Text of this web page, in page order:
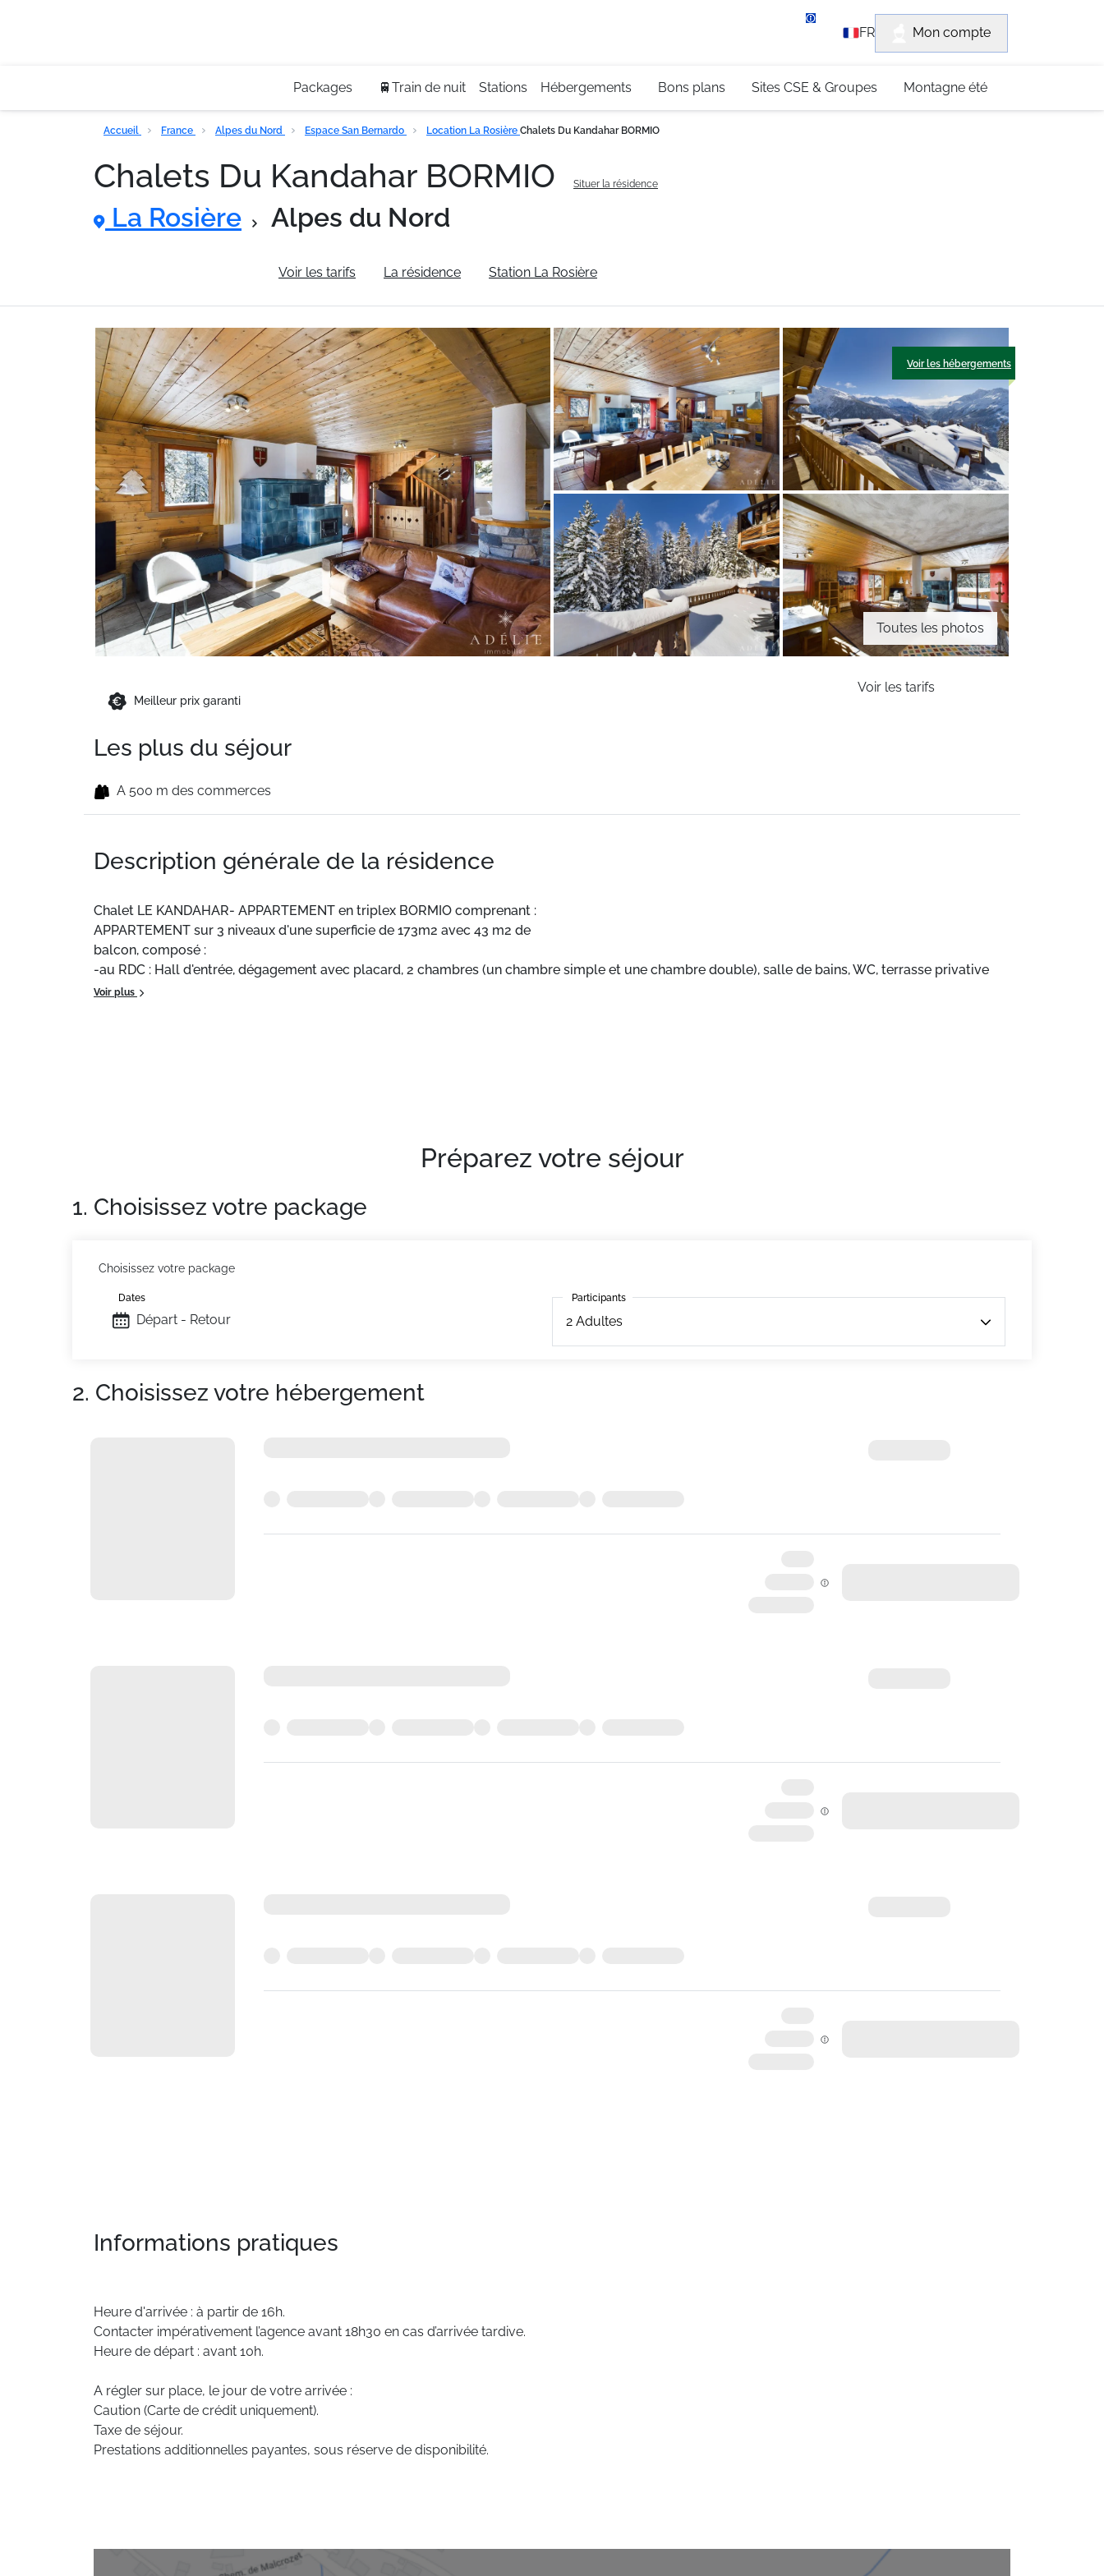
+33 (0)4 79 96 30 69
FR Mon compte
Packages 🚆Train de nuit Stations Hébergements Bons plans Sites CSE & Groupes Montagne été
Accueil France Alpes du Nord Espace San Bernardo Location La Rosière Chalets Du Kandahar BORMIO
Chalets Du Kandahar BORMIO Situer la résidence
La Rosière Alpes du Nord
Voir les tarifs La résidence Station La Rosière
Toutes les photos
Voir les hébergements
Meilleur prix garanti
Voir les tarifs
Les plus du séjour
A 500 m des commerces
Description générale de la résidence
Chalet LE KANDAHAR- APPARTEMENT en triplex BORMIO comprenant :
APPARTEMENT sur 3 niveaux d'une superficie de 173m2 avec 43 m2 de
balcon, composé :
-au RDC : Hall d'entrée, dégagement avec placard, 2 chambres (un chambre simple et une chambre double), salle de bains, WC, terrasse privative
d'une superficie de 12m2 exposée sud,
À La Rosiere. Commerces à 400m. Pistes à 500m.
Voir plus
Préparez votre séjour
1. Choisissez votre package
Choisissez votre package
Départ - Retour
Dates Participants
2 Adultes
Participants
2. Choisissez votre hébergement
Informations pratiques
Heure d'arrivée : à partir de 16h.
Contacter impérativement l’agence avant 18h30 en cas d’arrivée tardive.
Heure de départ : avant 10h.
A régler sur place, le jour de votre arrivée :
Caution (Carte de crédit uniquement).
Taxe de séjour.
Prestations additionnelles payantes, sous réserve de disponibilité.